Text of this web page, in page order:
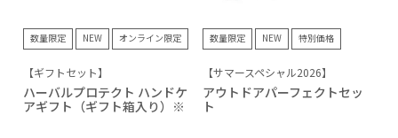
数量限定 NEW オンライン限定
【ギフトセット】
ハーバルプロテクト ハンドケ
アギフト（ギフト箱入り）※
数量限定 NEW 特別価格
【サマースペシャル2026】
アウトドアパーフェクトセッ
ト